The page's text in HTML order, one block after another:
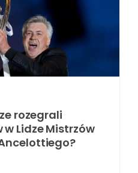
rozegrali
Lidze Mistrzów